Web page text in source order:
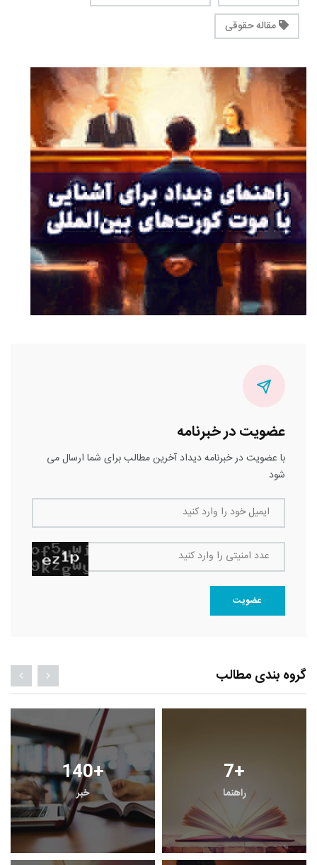
مقاله حقوقی
عضویت در خبرنامه
با عضویت در خبرنامه دیداد آخرین مطالب برای شما ارسال می
شود
ایمیل خود را وارد کنید
عدد امنیتی را وارد کنید
عضویت
گروه بندی مطالب
4+
معرفی منابع اینترنتی
4+
پرونده